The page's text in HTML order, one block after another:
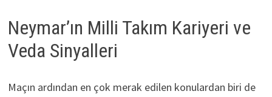
Neymar’ın Milli Takım Kariyeri ve
Veda Sinyalleri
Maçın ardından en çok merak edilen konulardan biri de